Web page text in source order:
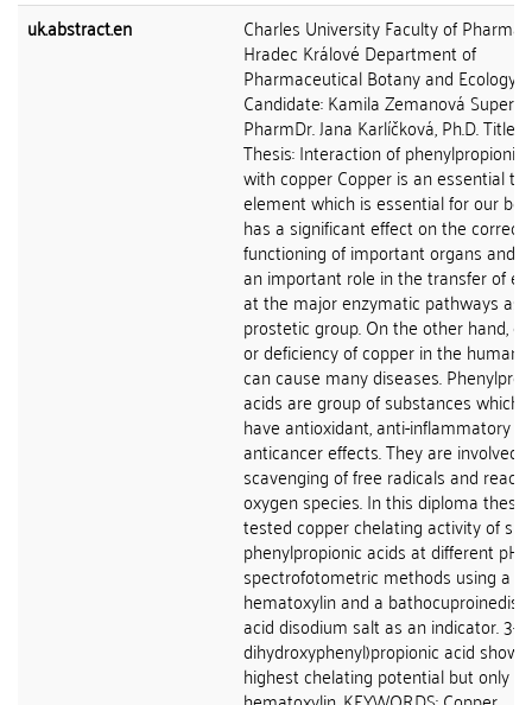
uk.abstract.en
Charles University Faculty of
Hradec Králové Department of
Pharmaceutical Botany and Ecology
Candidate: Kamila Zemanová
PharmDr. Jana Karlíčková, Ph.D. Title
Thesis: Interaction of phenylpropionic
with copper Copper is an essential
element which is essential for our
has a significant effect on the correct
functioning of important organs and
an important role in the transfer of
at the major enzymatic pathways as
prostetic group. On the other hand,
or deficiency of copper in the human
can cause many diseases.
acids are group of substances which
have antioxidant, anti-inflammatory
anticancer effects. They are involved
scavenging of free radicals and
oxygen species. In this diploma
tested copper chelating activity of six
phenylpropionic acids at different
spectrofotometric methods using a
hematoxylin and a
acid disodium salt as an indicator. 3-
dihydroxyphenyl)propionic acid
highest chelating potential but only